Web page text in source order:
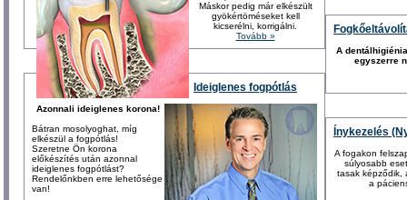
Máskor pedig már elkészült
gyökértöméseket kell
kicserélni, korrigálni.
Tovább »
Ideiglenes fogpótlás
Azonnali ideiglenes korona!
Bátran mosolyoghat, míg
elkészül a fogpótlás!
Szeretne Ön korona
előkészítés után azonnal
ideiglenes fogpótlást?
Rendelőnkben erre lehetősége
van!
A
egyszerre
Ínykezelés
A fogakon
súlyosabb
tasak képződik,
a